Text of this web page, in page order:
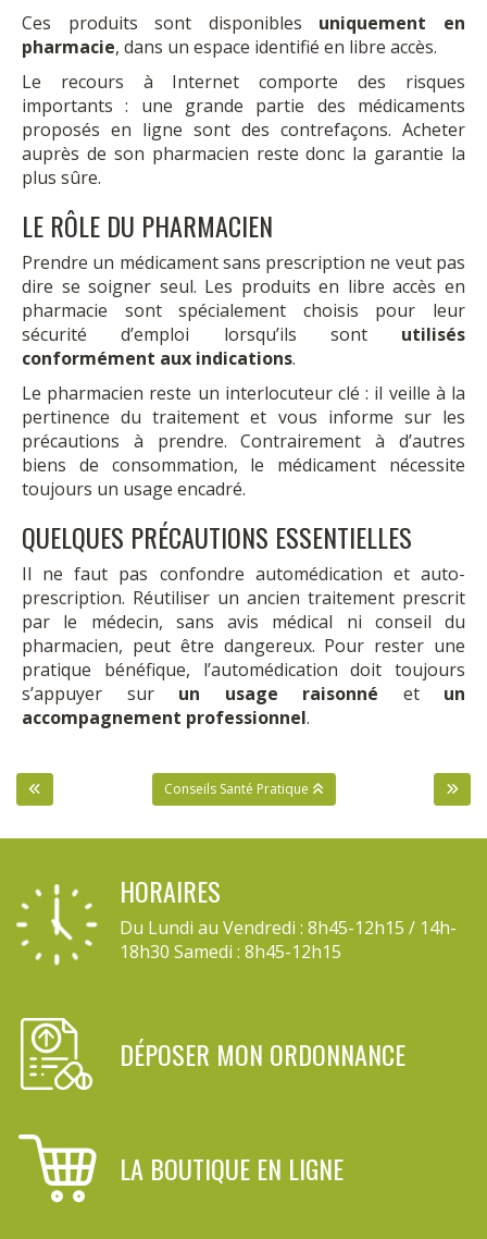
Ces produits sont disponibles uniquement en
pharmacie, dans un espace identifié en libre accès.
Le recours à Internet comporte des risques
importants : une grande partie des médicaments
proposés en ligne sont des contrefaçons. Acheter
auprès de son pharmacien reste donc la garantie la
plus sûre.
LE RÔLE DU PHARMACIEN
Prendre un médicament sans prescription ne veut pas
dire se soigner seul. Les produits en libre accès en
pharmacie sont spécialement choisis pour leur
sécurité d’emploi lorsqu’ils sont utilisés
conformément aux indications.
Le pharmacien reste un interlocuteur clé : il veille à la
pertinence du traitement et vous informe sur les
précautions à prendre. Contrairement à d’autres
biens de consommation, le médicament nécessite
toujours un usage encadré.
QUELQUES PRÉCAUTIONS ESSENTIELLES
Il ne faut pas confondre automédication et auto-
prescription. Réutiliser un ancien traitement prescrit
par le médecin, sans avis médical ni conseil du
pharmacien, peut être dangereux. Pour rester une
pratique bénéfique, l’automédication doit toujours
s’appuyer sur un usage raisonné et un
accompagnement professionnel.
Conseils Santé Pratique
HORAIRES
Du Lundi au Vendredi : 8h45-12h15 / 14h-
18h30 Samedi : 8h45-12h15
DÉPOSER MON ORDONNANCE
LA BOUTIQUE EN LIGNE